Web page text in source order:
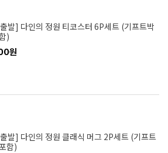
발] 다인의 정원 티코스터 6P세트 (기프트박
)
원
발] 다인의 정원 클래식 머그 2P세트 (기프트
함)